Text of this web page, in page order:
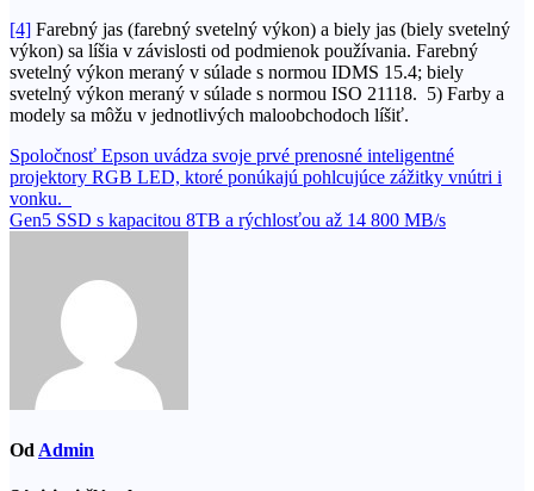
[4] Farebný jas (farebný svetelný výkon) a biely jas (biely svetelný
výkon) sa líšia v závislosti od podmienok používania. Farebný
svetelný výkon meraný v súlade s normou IDMS 15.4; biely
svetelný výkon meraný v súlade s normou ISO 21118. 5) Farby a
modely sa môžu v jednotlivých maloobchodoch líšiť.
Navigácia
v
článku
Spoločnosť Epson uvádza svoje prvé prenosné inteligentné
projektory RGB LED, ktoré ponúkajú pohlcujúce zážitky vnútri i
vonku.
Gen5 SSD s kapacitou 8TB a rýchlosťou až 14 800 MB/s
Od Admin